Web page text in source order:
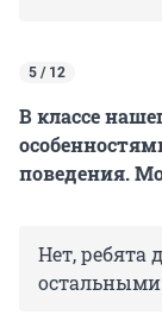
5 / 12
В классе
поведения.
Нет, ребята
остальными